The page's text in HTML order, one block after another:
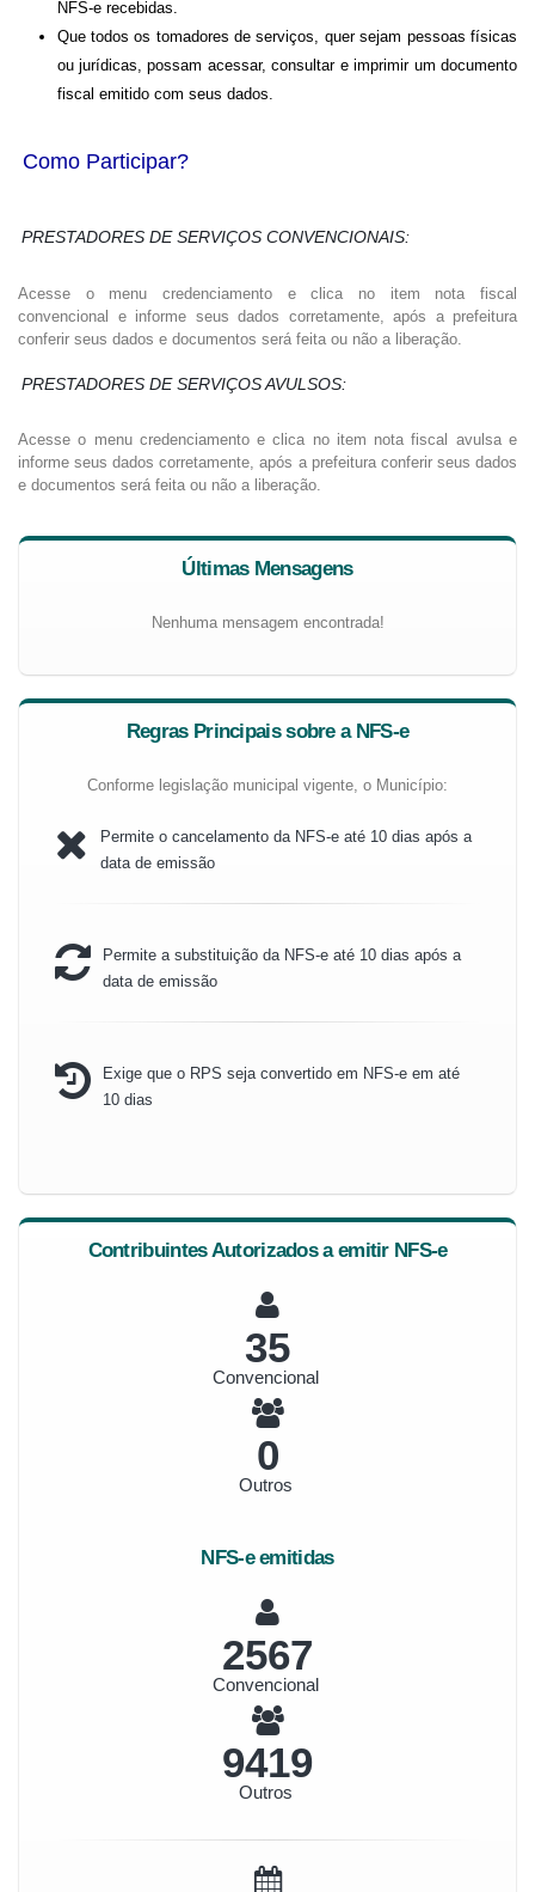
NFS-e recebidas.
Que todos os tomadores de serviços, quer sejam pessoas físicas
ou jurídicas, possam acessar, consultar e imprimir um documento
fiscal emitido com seus dados.
Como Participar?
PRESTADORES DE SERVIÇOS CONVENCIONAIS:
Acesse o menu credenciamento e clica no item nota fiscal
convencional e informe seus dados corretamente, após a prefeitura
conferir seus dados e documentos será feita ou não a liberação.
PRESTADORES DE SERVIÇOS AVULSOS:
Acesse o menu credenciamento e clica no item nota fiscal avulsa e
informe seus dados corretamente, após a prefeitura conferir seus dados
e documentos será feita ou não a liberação.
Últimas Mensagens
Nenhuma mensagem encontrada!
Regras Principais sobre a NFS-e
Conforme legislação municipal vigente, o Município:
Permite o cancelamento da NFS-e até 10 dias após a
data de emissão
Permite a substituição da NFS-e até 10 dias após a
data de emissão
Exige que o RPS seja convertido em NFS-e em até
10 dias
Contribuintes Autorizados a emitir NFS-e
38
Convencional
0
Outros
NFS-e emitidas
2962
Convencional
10868
Outros